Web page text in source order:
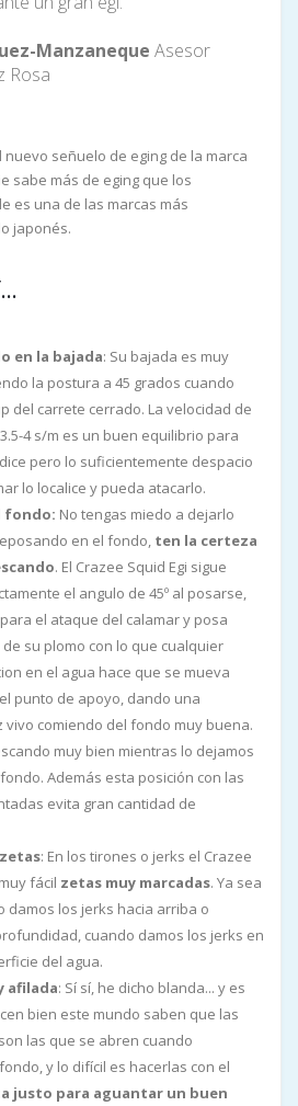
Manzaneque Asesor
Rosa
nuevo señuelo de eging de la marca
sabe más de eging que los
es una de las marcas más
japonés.
en la bajada: Su bajada es muy
la postura a 45 grados cuando
del carrete cerrado. La velocidad de
4 s/m es un buen equilibrio para
pero lo suficientemente despacio
lo localice y pueda atacarlo.
fondo: No tengas miedo a dejarlo
en el fondo, ten la certeza
. El Crazee Squid Egi sigue
el angulo de 45º al posarse,
el ataque del calamar y posa
su plomo con lo que cualquier
en el agua hace que se mueva
punto de apoyo, dando una
vivo comiendo del fondo muy buena.
muy bien mientras lo dejamos
Además esta posición con las
evita gran cantidad de
: En los tirones o jerks el Crazee
fácil zetas muy marcadas. Ya sea
damos los jerks hacia arriba o
cuando damos los jerks en
del agua.
afilada: Sí sí, he dicho blanda... y es
bien este mundo saben que las
las que se abren cuando
y lo difícil es hacerlas con el
justo para aguantar un buen